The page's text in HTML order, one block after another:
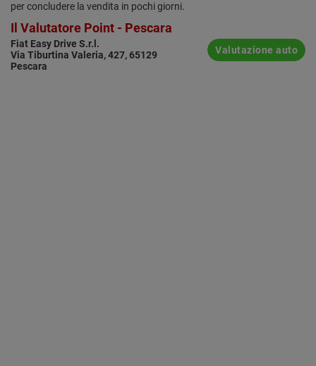
per concludere la vendita in pochi giorni.
Il Valutatore Point - Pescara
Fiat Easy Drive S.r.l.
Via Tiburtina Valeria, 427, 65129
Pescara
Valutazione auto